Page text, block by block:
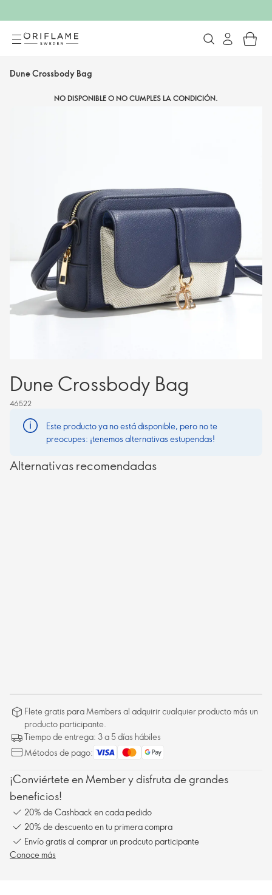
Dune Crossbody Bag
NO DISPONIBLE O NO CUMPLES LA CONDICIÓN.
Dune Crossbody Bag
46522
Este producto ya no está disponible, pero no te
preocupes: ¡tenemos alternativas estupendas!
Alternativas recomendadas
Flete gratis para Members al adquirir cualquier producto más un
producto participante.
Tiempo de entrega: 3 a 5 días hábiles
Métodos de pago:
¡Conviértete en Member y disfruta de grandes
beneficios!
20% de Cashback en cada pedido
20% de descuento en tu primera compra
Envío gratis al comprar un prodcuto participante
Conoce más